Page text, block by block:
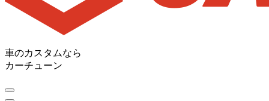
車のカスタムなら
カーチューン